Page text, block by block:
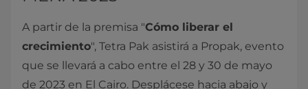
A partir de la premisa "Cómo liberar el
crecimiento", Tetra Pak asistirá a Propak, evento
que se llevará a cabo entre el 28 y 30 de mayo
de 2023 en El Cairo. Desplácese hacia abajo y